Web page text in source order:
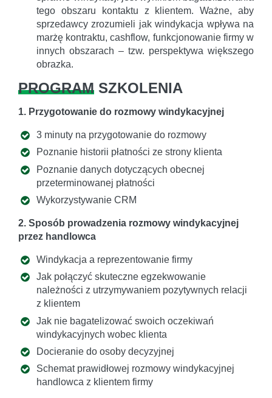
tego obszaru kontaktu z klientem. Ważne, aby
sprzedawcy zrozumieli jak windykacja wpływa na
marżę kontraktu, cashflow, funkcjonowanie firmy w
innych obszarach – tzw. perspektywa większego
obrazka.
PROGRAM SZKOLENIA
1. Przygotowanie do rozmowy windykacyjnej
3 minuty na przygotowanie do rozmowy
Poznanie historii płatności ze strony klienta
Poznanie danych dotyczących obecnej
przeterminowanej płatności
Wykorzystywanie CRM
2. Sposób prowadzenia rozmowy windykacyjnej
przez handlowca
Windykacja a reprezentowanie firmy
Jak połączyć skuteczne egzekwowanie
należności z utrzymywaniem pozytywnych relacji
z klientem
Jak nie bagatelizować swoich oczekiwań
windykacyjnych wobec klienta
Docieranie do osoby decyzyjnej
Schemat prawidłowej rozmowy windykacyjnej
handlowca z klientem firmy